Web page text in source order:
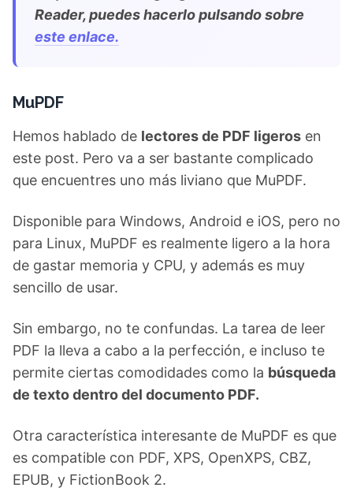
Reader, puedes hacerlo pulsando sobre
este enlace.
MuPDF
Hemos hablado de lectores de PDF ligeros en
este post. Pero va a ser bastante complicado
que encuentres uno más liviano que MuPDF.
Disponible para Windows, Android e iOS, pero no
para Linux, MuPDF es realmente ligero a la hora
de gastar memoria y CPU, y además es muy
sencillo de usar.
Sin embargo, no te confundas. La tarea de leer
PDF la lleva a cabo a la perfección, e incluso te
permite ciertas comodidades como la búsqueda
de texto dentro del documento PDF.
Otra característica interesante de MuPDF es que
es compatible con PDF, XPS, OpenXPS, CBZ,
EPUB, y FictionBook 2.